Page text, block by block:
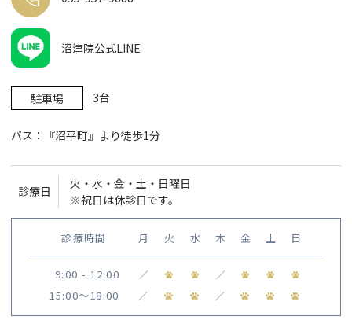
沼津院公式LINE
駐車場 3台
バス：『沼平町』より徒歩1分
診療日
火・水・金・土・日曜日
※祝日は休診日です。
診療時間 月 火 水 木 金 土 日
9:00 - 12:00 ／ ／
15:00〜18:00 ／ ／